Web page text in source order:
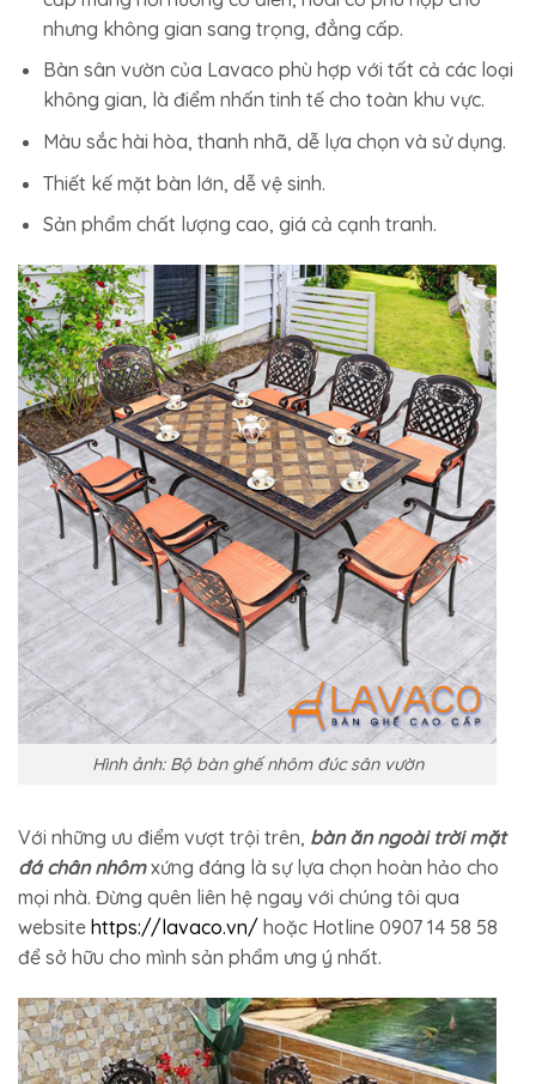
nhưng không gian sang trọng, đẳng cấp.
Bàn sân vườn của Lavaco phù hợp với tất cả các loại
không gian, là điểm nhấn tinh tế cho toàn khu vực.
Màu sắc hài hòa, thanh nhã, dễ lựa chọn và sử dụng.
Thiết kế mặt bàn lớn, dễ vệ sinh.
Sản phẩm chất lượng cao, giá cả cạnh tranh.
Hình ảnh: Bộ bàn ghế nhôm đúc sân vườn
Với những ưu điểm vượt trội trên, bàn ăn ngoài trời mặt
đá chân nhômxứng đáng là sự lựa chọn hoàn hảo cho
mọi nhà. Đừng quên liên hệ ngay với chúng tôi qua
website https://lavaco.vn/ hoặc Hotline 0907 14 58 58
để sở hữu cho mình sản phẩm ưng ý nhất.